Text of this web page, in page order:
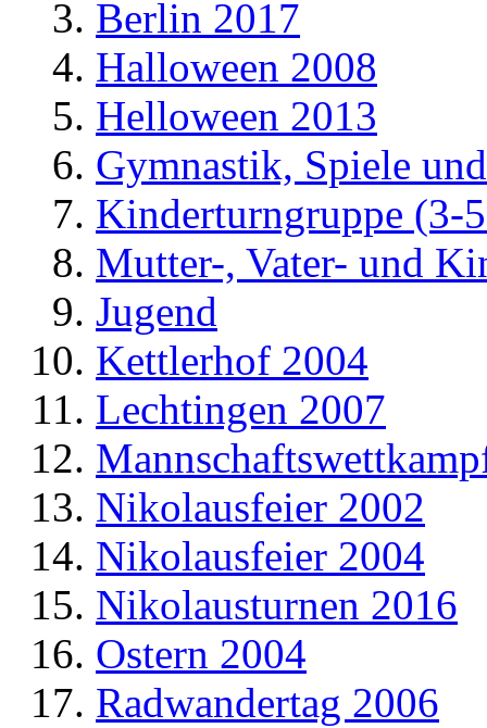
Berlin 2017
Halloween 2008
Helloween 2013
Gymnastik, Spiele
Kinderturngruppe (3-
Mutter-, Vater- und
Jugend
Kettlerhof 2004
Lechtingen 2007
Nikolausfeier 2002
Nikolausfeier 2004
Nikolausturnen 2016
Ostern 2004
Radwandertag 2006